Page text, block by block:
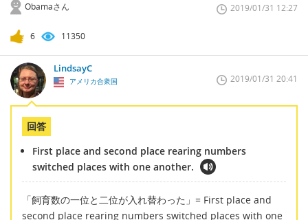
Obamaさん 2019/01/31 12:27
6 11350
LindsayC
アメリカ合衆国 2019/01/31 20:41
回答
First place and second place rearing numbers
switched places with one another.
「飼育数の一位と二位が入れ替わった」= First place and
second place rearing numbers switched places with one